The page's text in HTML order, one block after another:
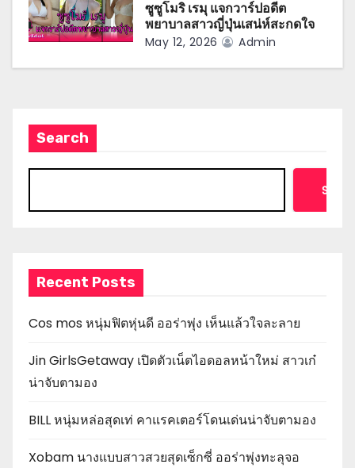
ซูซูโมริ เรมุ แจกวาร์ปอดีต
พยาบาลสาวญี่ปุ่นเสน่ห์สะกดใจ
May 12, 2026 Admin
Search
Recent Posts
Cos mos หนุ่มฟิตหุ่นดี ออร่าพุ่ง เห็นแล้วใจละลาย
Jin GirlsGetaway เปิดตัวเน็ตไอดอลหน้าใหม่ สาวเก๋
น่าจับตามอง
BILL หนุ่มหล่อสุดเท่ คาแรคเตอร์โดนเด่นน่าจับตามอง
Xobam นางแบบสาวสวยสุดเซ็กซี่ ออร่าพุ่งทะลุจอ